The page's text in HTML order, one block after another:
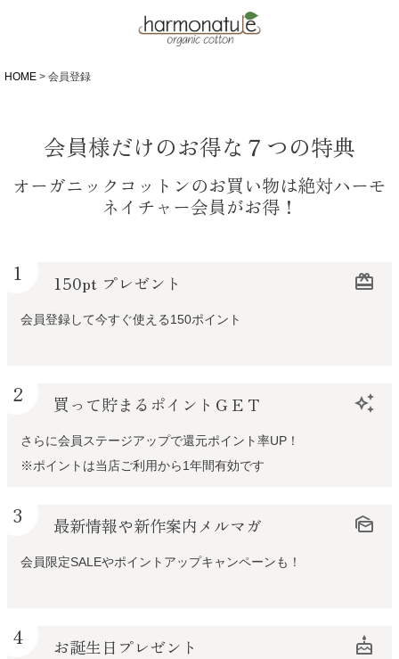
HOME 会員登録
会員様だけのお得な７つの特典
オーガニックコットンのお買い物は絶対ハーモ
ネイチャー会員がお得！
1 150pt プレゼント redeem
会員登録して今すぐ使える150ポイント
2 買って貯まるポイントＧＥＴ auto_awesome
さらに会員ステージアップで還元ポイント率UP！
※ポイントは当店ご利用から1年間有効です
3 最新情報や新作案内メルマガ mark_as_unread
会員限定SALEやポイントアップキャンペーンも！
4 お誕生日プレゼント cake